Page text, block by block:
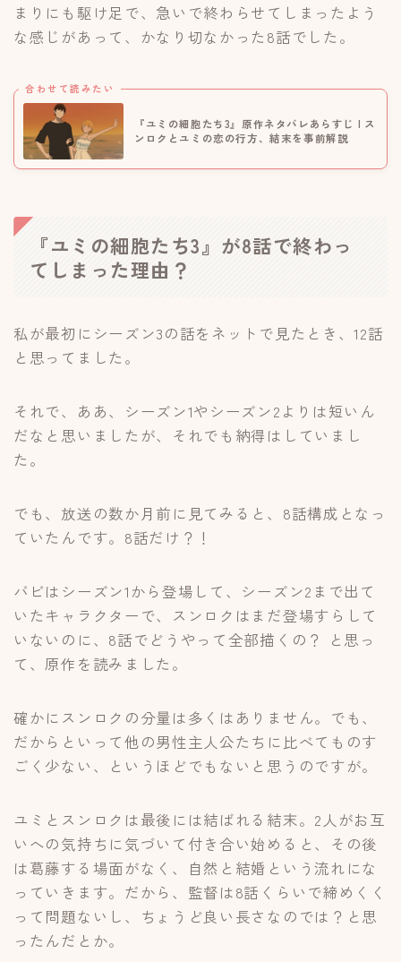
まりにも駆け足で、急いで終わらせてしまったよう
な感じがあって、かなり切なかった8話でした。
合わせて読みたい
『ユミの細胞たち3』原作ネタバレあらすじ | ス
ンロクとユミの恋の行方、結末を事前解説
『ユミの細胞たち3』が8話で終わっ
てしまった理由？
私が最初にシーズン3の話をネットで見たとき、12話
と思ってました。
それで、ああ、シーズン1やシーズン2よりは短いん
だなと思いましたが、それでも納得はしていまし
た。
でも、放送の数か月前に見てみると、8話構成となっ
ていたんです。8話だけ？！
バビはシーズン1から登場して、シーズン2まで出て
いたキャラクターで、スンロクはまだ登場すらして
いないのに、8話でどうやって全部描くの？ と思っ
て、原作を読みました。
確かにスンロクの分量は多くはありません。でも、
だからといって他の男性主人公たちに比べてものす
ごく少ない、というほどでもないと思うのですが。
ユミとスンロクは最後には結ばれる結末。2人がお互
いへの気持ちに気づいて付き合い始めると、その後
は葛藤する場面がなく、自然と結婚という流れにな
っていきます。だから、監督は8話くらいで締めくく
って問題ないし、ちょうど良い長さなのでは？と思
ったんだとか。